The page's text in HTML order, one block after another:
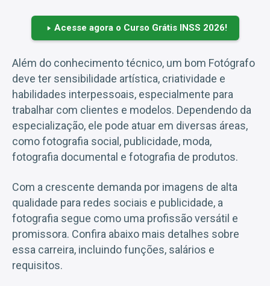
Acesse agora o Curso Grátis INSS 2026!
Além do conhecimento técnico, um bom Fotógrafo
deve ter sensibilidade artística, criatividade e
habilidades interpessoais, especialmente para
trabalhar com clientes e modelos. Dependendo da
especialização, ele pode atuar em diversas áreas,
como fotografia social, publicidade, moda,
fotografia documental e fotografia de produtos.
Com a crescente demanda por imagens de alta
qualidade para redes sociais e publicidade, a
fotografia segue como uma profissão versátil e
promissora. Confira abaixo mais detalhes sobre
essa carreira, incluindo funções, salários e
requisitos.